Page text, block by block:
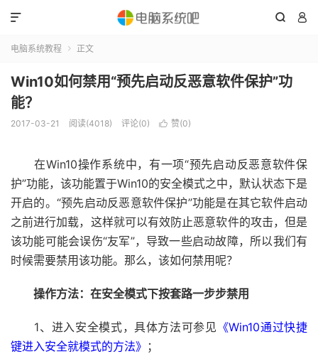
 

电脑系统教程  正文
Win10如何禁用“预先启动反恶意软件保护”功
能？
2017-03-21 阅读(4018) 评论(0)  赞(0)
在Win10操作系统中，有一项“预先启动反恶意软件保
护”功能，该功能置于Win10的安全模式之中，默认状态下是
开启的。“预先启动反恶意软件保护”功能是在其它软件启动
之前进行加载，这样就可以有效防止恶意软件的攻击，但是
该功能可能会误伤“友军”，导致一些启动故障，所以我们有
时候需要禁用该功能。那么，该如何禁用呢？
操作方法：在安全模式下按套路一步步禁用
1、进入安全模式，具体方法可参见 《Win10通过快捷
键进入安全就模式的方法》 ；